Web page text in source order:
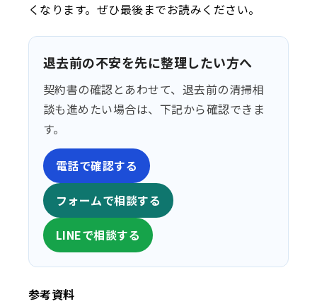
くなります。ぜひ最後までお読みください。
退去前の不安を先に整理したい方へ
契約書の確認とあわせて、退去前の清掃相
談も進めたい場合は、下記から確認できま
す。
電話で確認する
フォームで相談する
LINEで相談する
参考資料